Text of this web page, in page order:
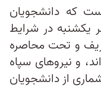
که دانشجویان
یکشنبه در شرایط
و تحت محاصره
و نیروهای سپاه
از دانشجویان